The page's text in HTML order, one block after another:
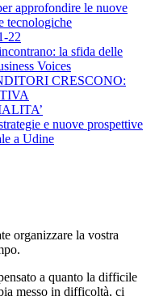
approfondire le nuove
tecnologiche
22
la sfida delle
Voices
CRESCONO:
e nuove prospettive
a Udine
organizzare la vostra
a quanto la difficile
messo in difficoltà, ci